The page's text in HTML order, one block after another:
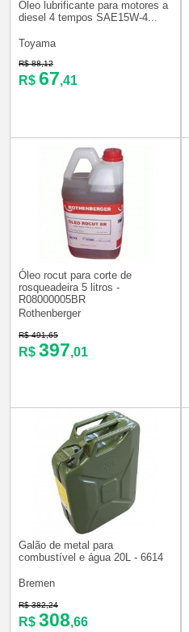
Óleo lubrificante para motores a
diesel 4 tempos SAE15W-4...
Toyama
R$ 88,12
R$ 67,41
Óleo rocut para corte de
rosqueadeira 5 litros -
R08000005BR
Rothenberger
R$ 491,65
R$ 397,01
Galão de metal para
combustível e água 20L - 6614
Bremen
R$ 382,24
R$ 308,66